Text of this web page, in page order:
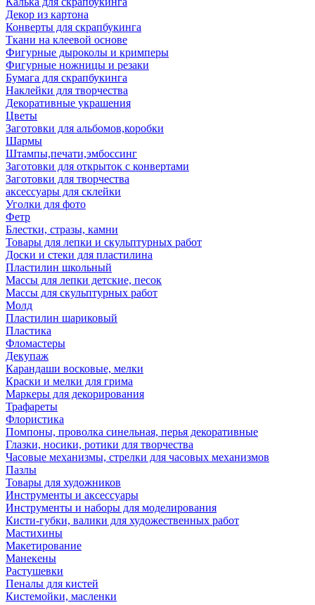
Декор из картона
Конверты для скрапбукинга
Ткани на клеевой основе
Фигурные дыроколы и кримперы
Фигурные ножницы и резаки
Бумага для скрапбукинга
Наклейки для творчества
Декоративные украшения
Цветы
Заготовки для альбомов,коробки
Шармы
Штампы,печати,эмбоссинг
Заготовки для открыток с конвертами
Заготовки для творчества
аксессуары для склейки
Уголки для фото
Фетр
Блестки, стразы, камни
Товары для лепки и скульптурных работ
Доски и стеки для пластилина
Пластилин школьный
Массы для лепки детские, песок
Массы для скульптурных работ
Молд
Пластилин шариковый
Пластика
Фломастеры
Декупаж
Карандаши восковые, мелки
Краски и мелки для грима
Маркеры для декорирования
Трафареты
Флористика
Помпоны, проволка синельная, перья декоративные
Глазки, носики, ротики для творчества
Часовые механизмы, стрелки для часовых механизмов
Пазлы
Товары для художников
Инструменты и аксессуары
Инструменты и наборы для моделирования
Кисти-губки, валики для художественных работ
Мастихины
Макетирование
Манекены
Растушевки
Пеналы для кистей
Кистемойки, масленки